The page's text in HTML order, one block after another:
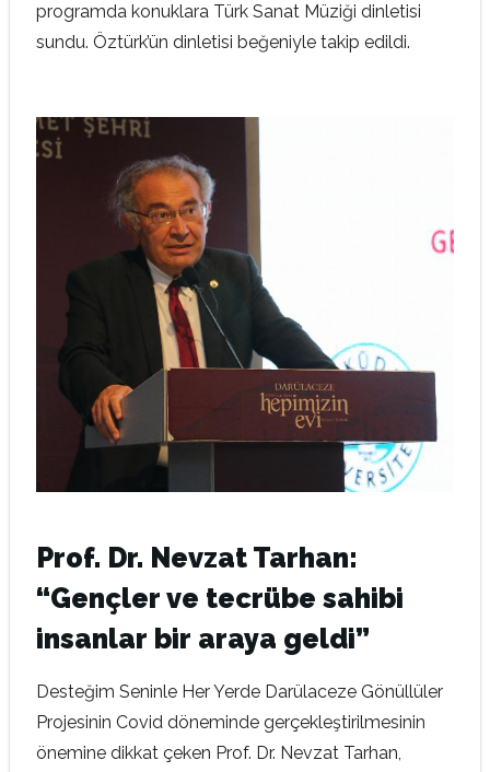
programda konuklara Türk Sanat Müziği dinletisi
sundu. Öztürk’ün dinletisi beğeniyle takip edildi.
Prof. Dr. Nevzat Tarhan:
“Gençler ve tecrübe sahibi
insanlar bir araya geldi”
Desteğim Seninle Her Yerde Darülaceze Gönüllüler
Projesinin Covid döneminde gerçekleştirilmesinin
önemine dikkat çeken Prof. Dr. Nevzat Tarhan,